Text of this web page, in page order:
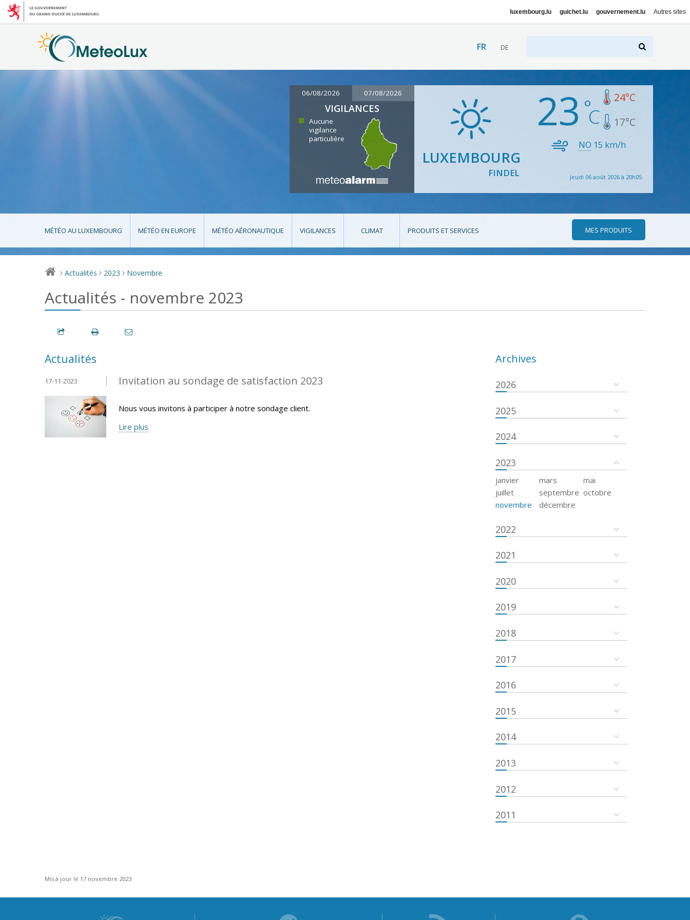
luxembourg.lu guichet.lu gouvernement.lu Autres sites
FR DE
06/08/2026 07/08/2026
VIGILANCES
Aucune
vigilance
particulière
LUXEMBOURG
FINDEL
23 24°C
17°C
NO 15 km/h
Jeudi 06 août 2026 à 20h05
MÉTÉO AU LUXEMBOURG MÉTÉO EN EUROPE MÉTÉO AÉRONAUTIQUE VIGILANCES CLIMAT PRODUITS ET SERVICES MES PRODUITS
> Actualités > 2023 > Novembre
Actualités - novembre 2023
Actualités
Invitation au sondage de satisfaction 2023
17-11-2023
Nous vous invitons à participer à notre sondage client.
Lire plus
Archives
2026
2025
2024
2023
janvier mars
mai
juillet
septembre octobre
novembre
décembre
2022
2021
2020
2019
2018
2017
2016
2015
2014
2013
2012
2011
Mis à jour le 17 novembre 2023